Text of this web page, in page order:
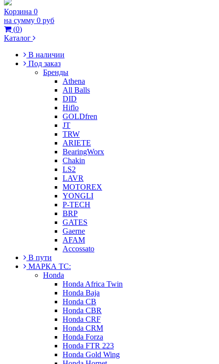
Корзина 0
на сумму 0 руб
(0)
Каталог
В наличии
Под заказ
Бренды
Athena
All Balls
DID
Hiflo
GOLDfren
JT
TRW
ARIETE
BearingWorx
Chakin
LS2
LAVR
MOTOREX
YONGLI
P-TECH
BRP
GATES
Gaerne
AFAM
Accossato
В пути
МАРКА ТС:
Honda
Honda Africa Twin
Honda Baja
Honda CB
Honda CBR
Honda CRF
Honda CRM
Honda Forza
Honda FTR 223
Honda Gold Wing